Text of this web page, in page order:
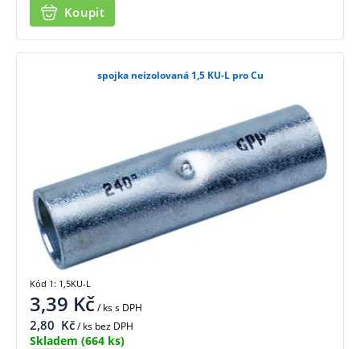
Koupit
spojka neizolovaná 1,5 KU-L pro Cu
3,39 Kč/ kss DPH
2,80 Kč/ ks bez DPH
Skladem (664 ks)
Kód 1: 1,5KU-L